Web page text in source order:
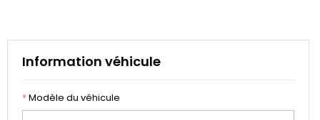
Information véhicule
*Modèle du véhicule